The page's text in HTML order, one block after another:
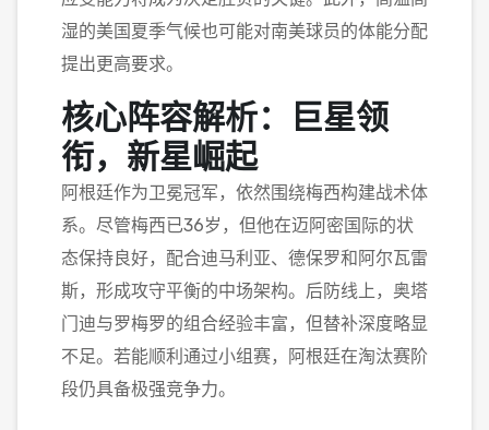
湿的美国夏季气候也可能对南美球员的体能分配
提出更高要求。
核心阵容解析：巨星领
衔，新星崛起
阿根廷作为卫冕冠军，依然围绕梅西构建战术体
系。尽管梅西已36岁，但他在迈阿密国际的状
态保持良好，配合迪马利亚、德保罗和阿尔瓦雷
斯，形成攻守平衡的中场架构。后防线上，奥塔
门迪与罗梅罗的组合经验丰富，但替补深度略显
不足。若能顺利通过小组赛，阿根廷在淘汰赛阶
段仍具备极强竞争力。